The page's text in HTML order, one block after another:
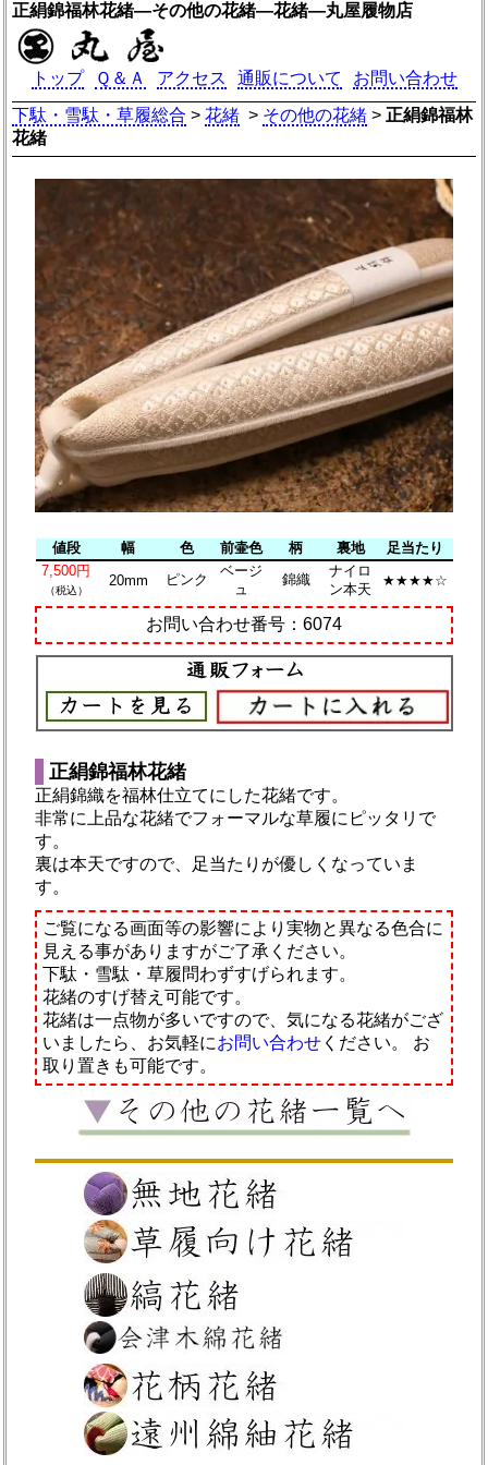
正絹錦福林花緒―その他の花緒―花緒―丸屋履物店
トップ Ｑ＆Ａ アクセス 通販について
お問い合わせ
下駄・雪駄・草履総合 >花緒 > その他の花緒 > 正絹錦福林
花緒
値段 幅 色 前壷色 柄 裏地
足当たり
7,500円
（税込）
20mm ピンク
ベージ
ュ
錦織
ナイロ
ン本天
★★★★☆
お問い合わせ番号：6074
正絹錦福林花緒
正絹錦織を福林仕立てにした花緒です。
非常に上品な花緒でフォーマルな草履にピッタリで
す。
裏は本天ですので、足当たりが優しくなっていま
す。
ご覧になる画面等の影響により実物と異なる色合に
見える事がありますがご了承ください。
下駄・雪駄・草履問わずすげられます。
花緒のすげ替え可能です。
花緒は一点物が多いですので、気になる花緒がござ
いましたら、お気軽にお問い合わせ ください。
お
取り置きも可能です。